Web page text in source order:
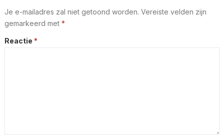
Je e-mailadres zal niet getoond worden. Vereiste velden zijn
gemarkeerd met *
Reactie *